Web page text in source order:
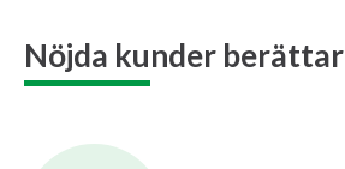
Nöjda kunder berättar